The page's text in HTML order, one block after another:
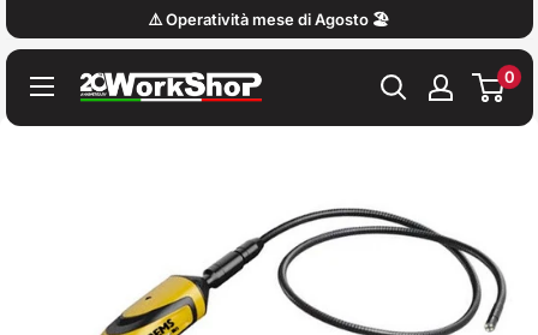
al
contenuto
⚠️ Operatività mese di Agosto 🏖️
Work
0